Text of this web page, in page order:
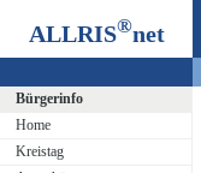
ALLRIS®net
Bürgerinfo
Home
Kreistag